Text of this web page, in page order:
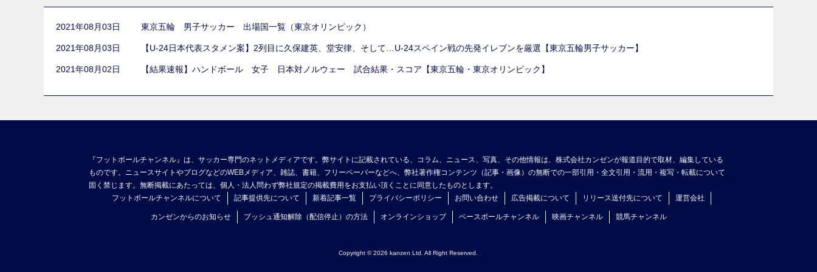
2021年08月03日 東京五輪 男子サッカー 出場国一覧（東京オリンピック）
2021年08月03日 【U-24日本代表スタメン案】2列目に久保建英、堂安律、そして…U-24スペイン戦の先発イレブンを厳選【東京五輪男子サッカー】
2021年08月02日 【結果速報】ハンドボール 女子 日本対ノルウェー 試合結果・スコア【東京五輪・東京オリンピック】
『フットボールチャンネル』は、サッカー専門のネットメディアです。弊サイトに記載されている、コラム、ニュース、写真、その他情報は、株式会社カンゼンが報道目的で取材、編集している
ものです。ニュースサイトやブログなどのWEBメディア、雑誌、書籍、フリーペーパーなどへ、弊社著作権コンテンツ（記事・画像）の無断での一部引用・全文引用・流用・複写・転載について
固く禁じます。無断掲載にあたっては、個人・法人問わず弊社規定の掲載費用をお支払い頂くことに同意したものとします。
フットボールチャンネルについて
記事提供先について 新着記事一覧 プライバシーポリシー お問い合わせ 広告掲載について リリース送付先について 運営会社
カンゼンからのお知らせ プッシュ通知解除（配信停止）の方法 オンラインショップ ベースボールチャンネル 映画チャンネル 競馬チャンネル
Copyright © 2026 kanzen Ltd. All Right Reserved.